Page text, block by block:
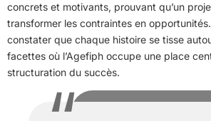
concrets et motivants, prouvant qu’un
transformer les contraintes en
constater que chaque histoire se tisse
facettes où l’Agefiph occupe une place
structuration du succès.